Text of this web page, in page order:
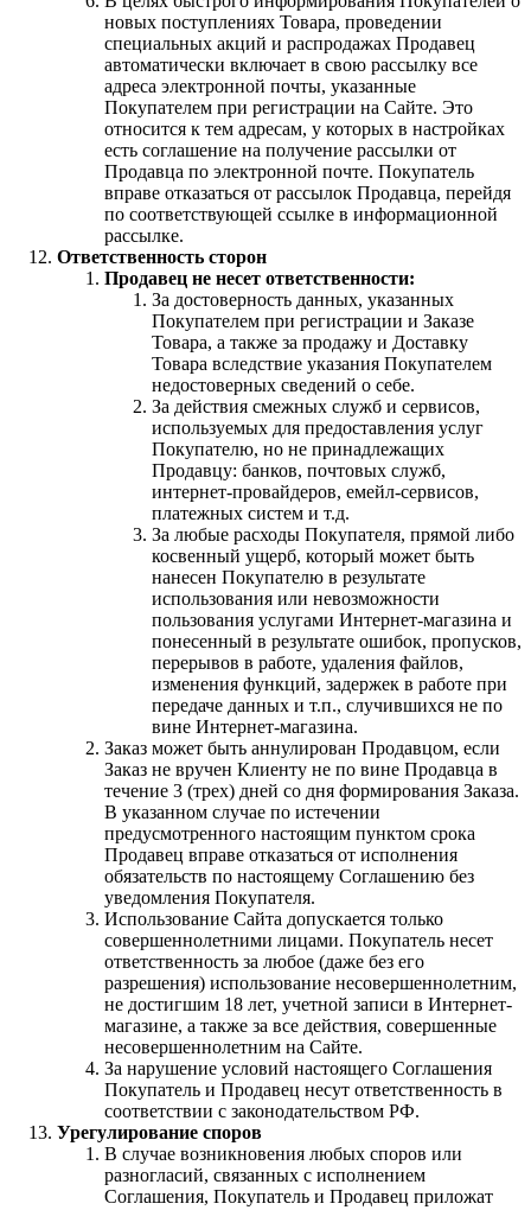
новых поступлениях Товара, проведении
специальных акций и распродажах Продавец
автоматически включает в свою рассылку все
адреса электронной почты, указанные
Покупателем при регистрации на Сайте. Это
относится к тем адресам, у которых в настройках
есть соглашение на получение рассылки от
Продавца по электронной почте. Покупатель
вправе отказаться от рассылок Продавца, перейдя
по соответствующей ссылке в информационной
рассылке.
Ответственность сторон
Продавец не несет ответственности:
За достоверность данных, указанных
Покупателем при регистрации и Заказе
Товара, а также за продажу и Доставку
Товара вследствие указания Покупателем
недостоверных сведений о себе.
За действия смежных служб и сервисов,
используемых для предоставления услуг
Покупателю, но не принадлежащих
Продавцу: банков, почтовых служб,
интернет-провайдеров, емейл-сервисов,
платежных систем и т.д.
За любые расходы Покупателя, прямой либо
косвенный ущерб, который может быть
нанесен Покупателю в результате
использования или невозможности
пользования услугами Интернет-магазина и
понесенный в результате ошибок, пропусков,
перерывов в работе, удаления файлов,
изменения функций, задержек в работе при
передаче данных и т.п., случившихся не по
вине Интернет-магазина.
Заказ может быть аннулирован Продавцом, если
Заказ не вручен Клиенту не по вине Продавца в
течение 3 (трех) дней со дня формирования Заказа.
В указанном случае по истечении
предусмотренного настоящим пунктом срока
Продавец вправе отказаться от исполнения
обязательств по настоящему Соглашению без
уведомления Покупателя.
Использование Сайта допускается только
совершеннолетними лицами. Покупатель несет
ответственность за любое (даже без его
разрешения) использование несовершеннолетним,
не достигшим 18 лет, учетной записи в Интернет-
магазине, а также за все действия, совершенные
несовершеннолетним на Сайте.
За нарушение условий настоящего Соглашения
Покупатель и Продавец несут ответственность в
соответствии с законодательством РФ.
Урегулирование споров
В случае возникновения любых споров или
разногласий, связанных с исполнением
Соглашения, Покупатель и Продавец приложат